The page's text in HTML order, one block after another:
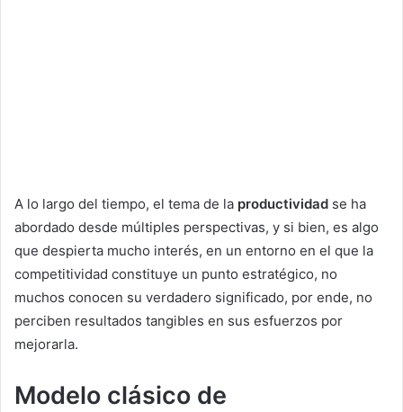
A lo largo del tiempo, el tema de la productividad se ha
abordado desde múltiples perspectivas, y si bien, es algo
que despierta mucho interés, en un entorno en el que la
competitividad constituye un punto estratégico, no
muchos conocen su verdadero significado, por ende, no
perciben resultados tangibles en sus esfuerzos por
mejorarla.
Modelo clásico de